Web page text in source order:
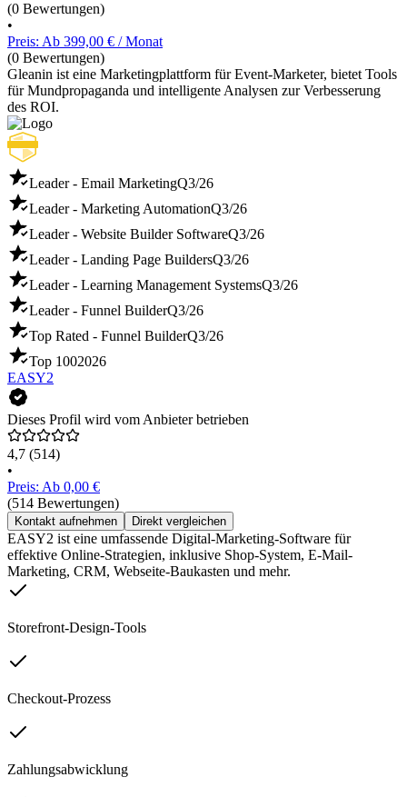
(0 Bewertungen)
•
Preis: Ab 399,00 € / Monat
(0 Bewertungen)
Gleanin ist eine Marketingplattform für Event-Marketer, bietet Tools
für Mundpropaganda und intelligente Analysen zur Verbesserung
des ROI.
Leader - Email MarketingQ3/26
Leader - Marketing AutomationQ3/26
Leader - Website Builder SoftwareQ3/26
Leader - Landing Page BuildersQ3/26
Leader - Learning Management SystemsQ3/26
Leader - Funnel BuilderQ3/26
Top Rated - Funnel BuilderQ3/26
Top 1002026
EASY2
Dieses Profil wird vom Anbieter betrieben
4,7 (514)
•
Preis: Ab 0,00 €
(514 Bewertungen)
Kontakt aufnehmen Direkt vergleichen
EASY2 ist eine umfassende Digital-Marketing-Software für
effektive Online-Strategien, inklusive Shop-System, E-Mail-
Marketing, CRM, Webseite-Baukasten und mehr.
Storefront-Design-Tools
Checkout-Prozess
Zahlungsabwicklung